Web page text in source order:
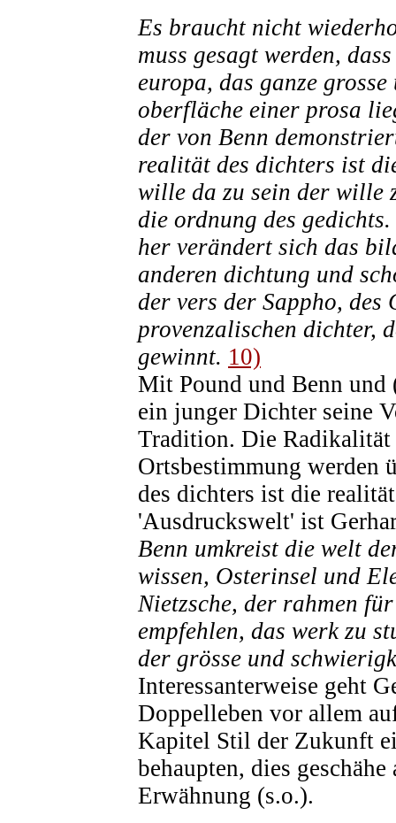
Es braucht nicht
muss gesagt werden,
europa, das ganze
oberfläche einer prosa
der von Benn
realität des dichters ist
wille da zu sein der wille
die ordnung des
her verändert sich das
anderen dichtung und
der vers der Sappho,
provenzalischen dichter,
gewinnt. 10)
Mit Pound und Benn
ein junger Dichter seine
Tradition. Die Radikalität
Ortsbestimmung werden
des dichters ist die
'Ausdruckswelt' ist
Benn umkreist die welt
wissen, Osterinsel und
Nietzsche, der rahmen
empfehlen, das werk zu
der grösse und
Interessanterweise geht
Doppelleben vor allem
Kapitel Stil der Zukunft
behaupten, dies
Erwähnung (s.o.).